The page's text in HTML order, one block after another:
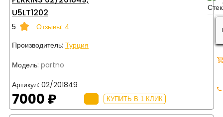
U5LT1202
5
Отзывы: 4
Производитель: Турция
Модель: partno
Артикул: 02/201849
7000 ₽ КУПИТЬ В 1 КЛИК